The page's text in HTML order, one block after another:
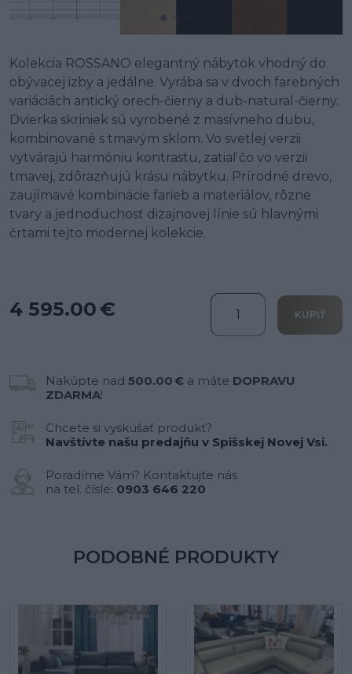
Kolekcia ROSSANO elegantný nábytok vhodný do
obývacej izby a jedálne. Vyrába sa v dvoch farebných
variáciách antický orech-čierny a dub-natural-čierny.
Dvierka skriniek sú vyrobené z masívneho dubu,
kombinované s tmavým sklom. Vo svetlej verzii
vytvárajú harmóniu kontrastu, zatiaľ čo vo verzii
tmavej, zdôrazňujú krásu nábytku. Prírodné drevo,
zaujímavé kombinácie farieb a materiálov, rôzne
tvary a jednoduchosť dizajnovej línie sú hlavnými
črtami tejto modernej kolekcie.
4 595.00 € KÚPIŤ
Nakúpte nad 500.00 € a máte DOPRAVU
ZDARMA!
Chcete si vyskúšať produkt?
Navštívte našu predajňu v Spišskej Novej Vsi.
Poradíme Vám? Kontaktujte nás
na tel. čísle: 0903 646 220
PODOBNÉ PRODUKTY